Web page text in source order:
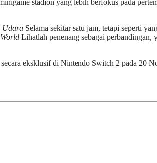
stadion yang lebih berfokus pada
Udara Selama sekitar satu jam, tetapi seperti
Lihatlah penenang sebagai
eksklusif di Nintendo Switch 2 pada 20